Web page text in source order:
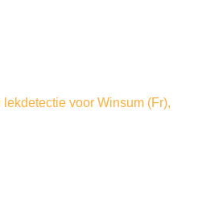
voor Winsum (Fr),